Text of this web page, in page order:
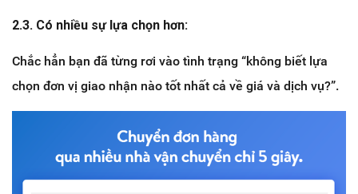
2.3. Có nhiều sự lựa chọn hơn:
Chắc hẳn bạn đã từng rơi vào tình trạng “không biết lựa
chọn đơn vị giao nhận nào tốt nhất cả về giá và dịch vụ?”.